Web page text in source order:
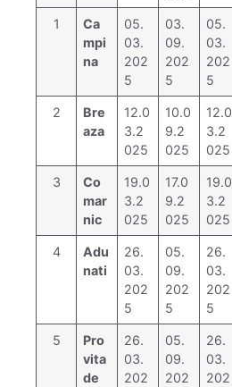
1
Ca
mpi
na
05.
03.
202
5
03.
09.
202
5
05.
03.
202
5
2
Bre
aza
12.0
3.2
025
10.0
9.2
025
12.0
3.2
025
3
Co
mar
nic
19.0
3.2
025
17.0
9.2
025
19.0
3.2
025
4
Adu
nati
26.
03.
202
5
05.
09.
202
5
26.
03.
202
5
5
Pro
vita
de
26.
03.
202
05.
09.
202
26.
03.
202